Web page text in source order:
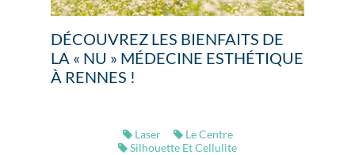
DÉCOUVREZ LES BIENFAITS DE
LA « NU » MÉDECINE ESTHÉTIQUE
À RENNES !
Laser
Le Centre
Silhouette Et Cellulite